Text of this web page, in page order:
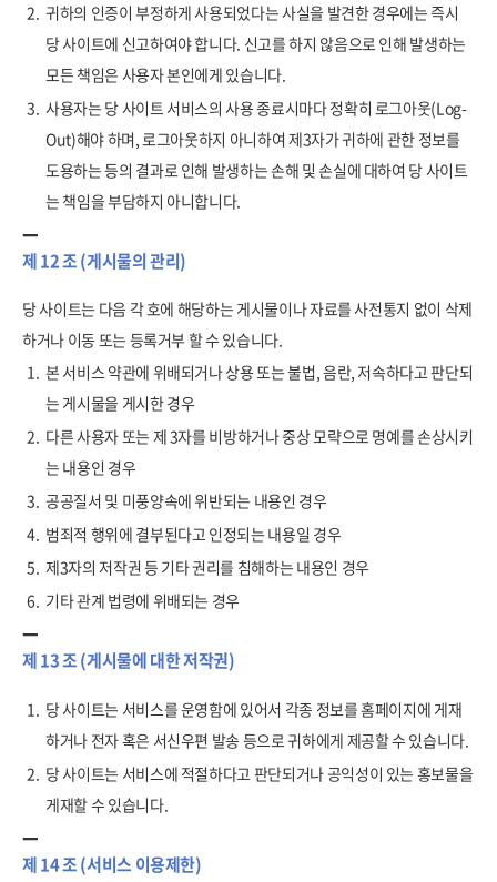
2. 귀하의 인증이 부정하게 사용되었다는 사실을 발견한 경우에는 즉시
당 사이트에 신고하여야 합니다. 신고를 하지 않음으로 인해 발생하는
모든 책임은 사용자 본인에게 있습니다.
3. 사용자는 당 사이트 서비스의 사용 종료시마다 정확히 로그아웃(Log-
Out)해야 하며, 로그아웃하지 아니하여 제3자가 귀하에 관한 정보를
도용하는 등의 결과로 인해 발생하는 손해 및 손실에 대하여 당 사이트
는 책임을 부담하지 아니합니다.
제 12 조 (게시물의 관리)
당 사이트는 다음 각 호에 해당하는 게시물이나 자료를 사전통지 없이 삭제
하거나 이동 또는 등록거부 할 수 있습니다.
1. 본 서비스 약관에 위배되거나 상용 또는 불법, 음란, 저속하다고 판단되
는 게시물을 게시한 경우
2. 다른 사용자 또는 제 3자를 비방하거나 중상 모략으로 명예를 손상시키
는 내용인 경우
3. 공공질서 및 미풍양속에 위반되는 내용인 경우
4. 범죄적 행위에 결부된다고 인정되는 내용일 경우
5. 제3자의 저작권 등 기타 권리를 침해하는 내용인 경우
6. 기타 관계 법령에 위배되는 경우
제 13 조 (게시물에 대한 저작권)
1. 당 사이트는 서비스를 운영함에 있어서 각종 정보를 홈페이지에 게재
하거나 전자 혹은 서신우편 발송 등으로 귀하에게 제공할 수 있습니다.
2. 당 사이트는 서비스에 적절하다고 판단되거나 공익성이 있는 홍보물을
게재할 수 있습니다.
제 14 조 (서비스 이용제한)